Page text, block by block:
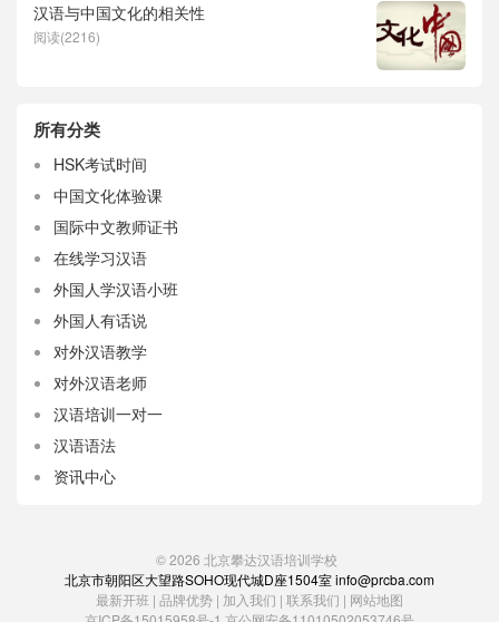
汉语与中国文化的相关性
阅读(2216)
所有分类
HSK考试时间
中国文化体验课
国际中文教师证书
在线学习汉语
外国人学汉语小班
外国人有话说
对外汉语教学
对外汉语老师
汉语培训一对一
汉语语法
资讯中心
© 2026 北京攀达汉语培训学校
北京市朝阳区大望路SOHO现代城D座1504室 info@prcba.com
最新开班 | 品牌优势 | 加入我们 | 联系我们 | 网站地图